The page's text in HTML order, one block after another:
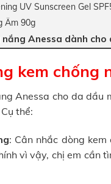
UV Sunscreen Gel
Ẩm 90g
Anessa dành cho
kem chống
Anessa cho da
thể:
: Cân nhắc dòng
vì vậy, chị em cần